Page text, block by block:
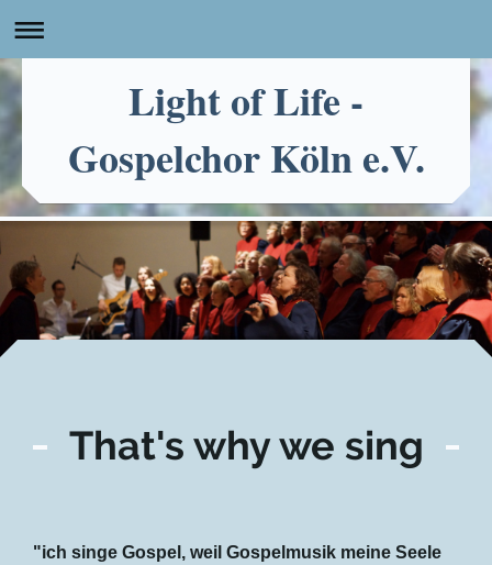
Light of Life -
Gospelchor Köln e.V.
That's why we sing
"ich singe Gospel, weil Gospelmusik meine Seele